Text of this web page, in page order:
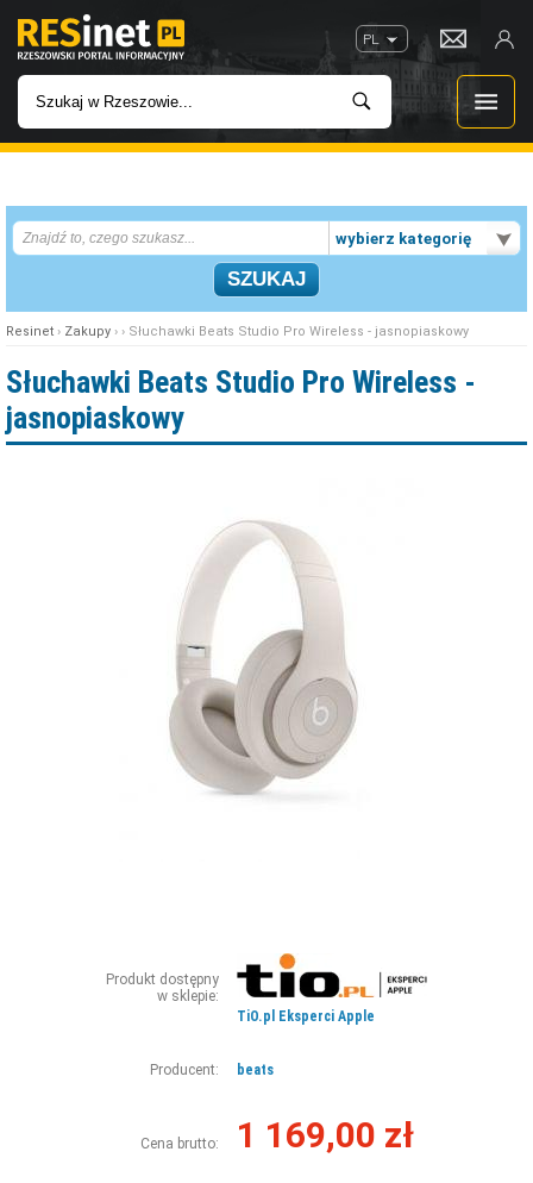
PL
INWESTYCJE
IMPREZY
ROZRYWKA
W KINACH
wybierz kategorię
Resinet › Zakupy › › Słuchawki Beats Studio Pro Wireless - jasnopiaskowy
Słuchawki Beats Studio Pro Wireless -
jasnopiaskowy
Produkt dostępny
w sklepie:
TiO.pl Eksperci Apple
Producent: beats
Cena brutto: 1 169,00 zł